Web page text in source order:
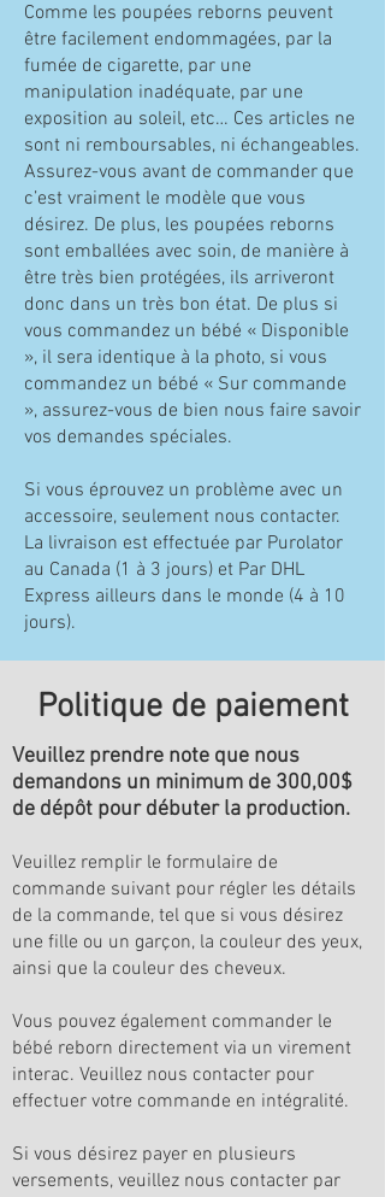
Comme les poupées reborns peuvent
être facilement endommagées, par la
fumée de cigarette, par une
manipulation inadéquate, par une
exposition au soleil, etc… Ces articles ne
sont ni remboursables, ni échangeables.
Assurez-vous avant de commander que
c’est vraiment le modèle que vous
désirez. De plus, les poupées reborns
sont emballées avec soin, de manière à
être très bien protégées, ils arriveront
donc dans un très bon état. De plus si
vous commandez un bébé « Disponible
», il sera identique à la photo, si vous
commandez un bébé « Sur commande
», assurez-vous de bien nous faire savoir
vos demandes spéciales.
Si vous éprouvez un problème avec un
accessoire, seulement nous contacter.
La livraison est effectuée par Purolator
au Canada (1 à 3 jours) et Par DHL
Express ailleurs dans le monde (4 à 10
jours).
Politique de paiement
Veuillez prendre note que nous
demandons un minimum de 300,00$
de dépôt pour débuter la production.
Veuillez remplir le formulaire de
commande suivant pour régler les détails
de la commande, tel que si vous désirez
une fille ou un garçon, la couleur des yeux,
ainsi que la couleur des cheveux.
Vous pouvez également commander le
bébé reborn directement via un virement
interac. Veuillez nous contacter pour
effectuer votre commande en intégralité.
Si vous désirez payer en plusieurs
versements, veuillez nous contacter par